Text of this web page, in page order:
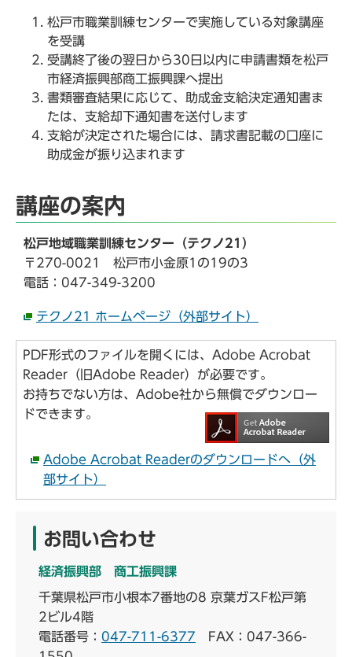
松戸市職業訓練センターで実施している対象講座
を受講
受講終了後の翌日から30日以内に申請書類を松戸
市経済振興部商工振興課へ提出
書類審査結果に応じて、助成金支給決定通知書ま
たは、支給却下通知書を送付します
支給が決定された場合には、請求書記載の口座に
助成金が振り込まれます
講座の案内
松戸地域職業訓練センター（テクノ21）
〒270-0021 松戸市小金原1の19の3
電話：047-349-3200
テクノ21 ホームページ（外部サイト）
PDF形式のファイルを開くには、Adobe Acrobat
Reader（旧Adobe Reader）が必要です。
お持ちでない方は、Adobe社から無償でダウンロー
ドできます。
Adobe Acrobat Readerのダウンロードへ（外
部サイト）
お問い合わせ
経済振興部 商工振興課
千葉県松戸市小根本7番地の8 京葉ガスF松戸第
2ビル4階
電話番号： 047-711-6377 FAX：047-366-